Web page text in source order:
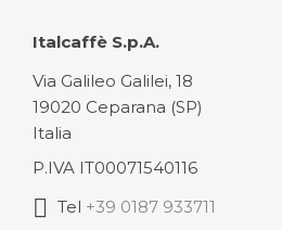
85,40 €
Italcaffè S.p.A.
Via Galileo Galilei, 18
19020 Ceparana (SP)
Italia
P.IVA IT00071540116
Tel +39 0187 933711